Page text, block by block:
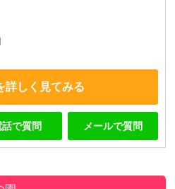
詳しく見てみる
話で質問 メールで質問